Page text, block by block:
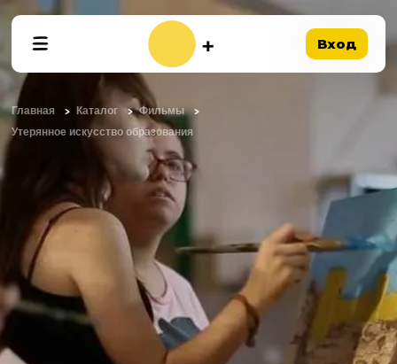
Вход
Главная Каталог
Фильмы
Утерянное искусство образования